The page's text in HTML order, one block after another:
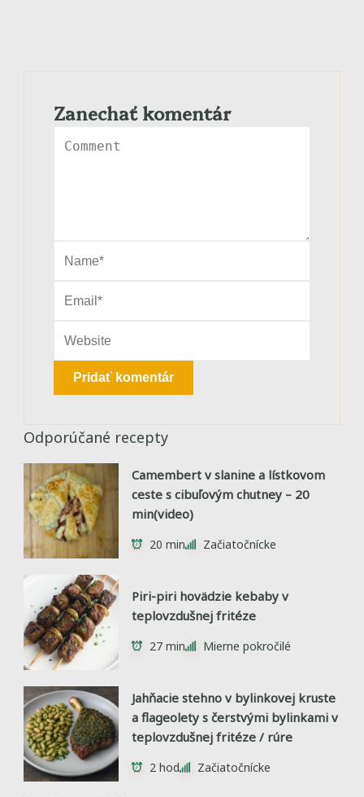
Zanechať komentár
Odporúčané recepty
Camembert v slanine a lístkovom
ceste s cibuľovým chutney – 20
min(video)
20 min Začiatočnícke
Piri-piri hovädzie kebaby v
teplovzdušnej fritéze
27 min Mierne pokročilé
Jahňacie stehno v bylinkovej kruste
a flageolety s čerstvými bylinkami v
teplovzdušnej fritéze / rúre
2 hod Začiatočnícke